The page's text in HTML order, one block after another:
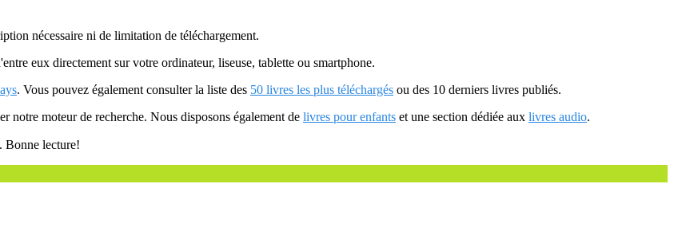
nécessaire ni de limitation de téléchargement.
eux directement sur votre ordinateur, liseuse, tablette ou smartphone.
. Vous pouvez également consulter la liste des 50 livres les plus téléchargés ou des 10 derniers livres publiés.
notre moteur de recherche. Nous disposons également de livres pour enfants et une section dédiée aux livres audio.
Bonne lecture!